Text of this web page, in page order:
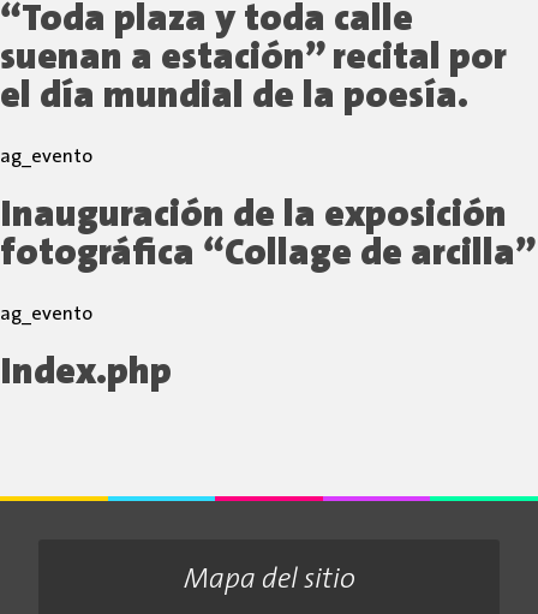
“Toda plaza y toda calle
suenan a estación” recital por
el día mundial de la poesía.
ag_evento
Inauguración de la exposición
fotográfica “Collage de arcilla”
ag_evento
Index.php
Mapa del sitio